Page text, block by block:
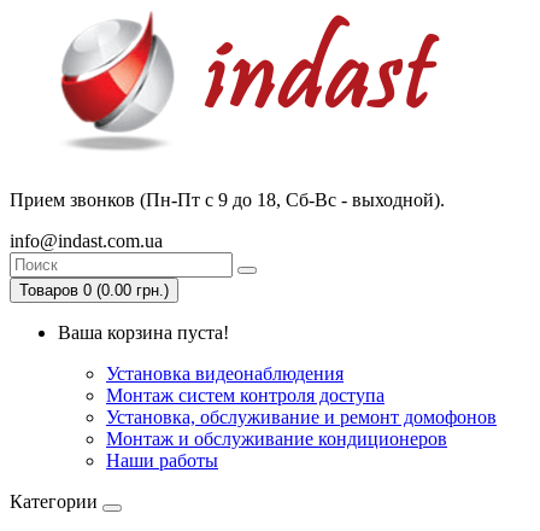
Прием звонков (Пн-Пт с 9 до 18, Сб-Вс - выходной).
info@indast.com.ua
Товаров 0 (0.00 грн.)
Ваша корзина пуста!
Установка видеонаблюдения
Монтаж систем контроля доступа
Установка, обслуживание и ремонт домофонов
Монтаж и обслуживание кондиционеров
Наши работы
Категории